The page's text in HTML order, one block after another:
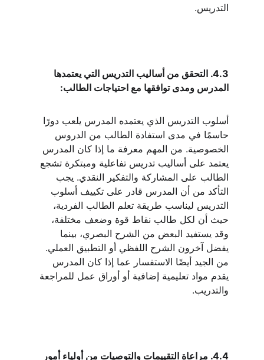
التدريس.
4.3. التحقق من أساليب التدريس التي يعتمدها
المدرس ومدى توافقها مع احتياجات الطالب:
أسلوب التدريس الذي يعتمده المدرس يلعب دورًا
حاسمًا في مدى استفادة الطالب من الدروس
الخصوصية. من المهم معرفة ما إذا كان المدرس
يعتمد على أساليب تدريس تفاعلية ومبتكرة تشجع
الطالب على المشاركة والتفكير النقدي. يجب
التأكد من أن المدرس قادر على تكييف أسلوب
التدريس ليناسب طريقة تعلم الطالب الفردية،
حيث أن لكل طالب نقاط قوة وضعف مختلفة،
وقد يستفيد البعض من الشرح البصري، بينما
يفضل آخرون الشرح اللفظي أو التطبيق العملي.
من الجيد أيضًا الاستفسار عما إذا كان المدرس
يقدم مواد تعليمية إضافية أو أوراق عمل للمراجعة
والتدريب.
4.4. مراعاة التقييمات والتوصيات من أولياء أمور